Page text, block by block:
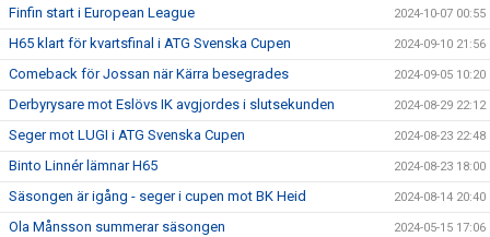
Finfin start i European League 2024-10-07 00:55
H65 klart för kvartsfinal i ATG Svenska Cupen 2024-09-10 21:56
Comeback för Jossan när Kärra besegrades 2024-09-05 10:20
Derbyrysare mot Eslövs IK avgjordes i slutsekunden 2024-08-29 22:12
Seger mot LUGI i ATG Svenska Cupen 2024-08-23 22:48
Binto Linnér lämnar H65 2024-08-23 18:00
Säsongen är igång - seger i cupen mot BK Heid 2024-08-14 20:40
Ola Månsson summerar säsongen 2024-05-15 17:06